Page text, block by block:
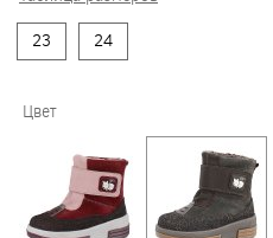
23
24
Цвет